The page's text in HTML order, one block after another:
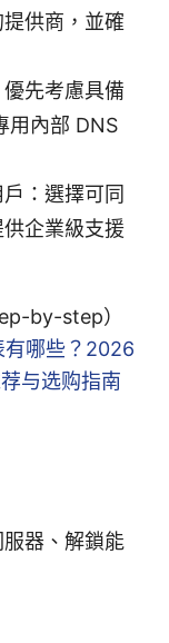
供商，並確
先考慮具備
用內部 DNS
：選擇可同
企業級支援
by-step）
有哪些？2026
与选购指南
器、解鎖能